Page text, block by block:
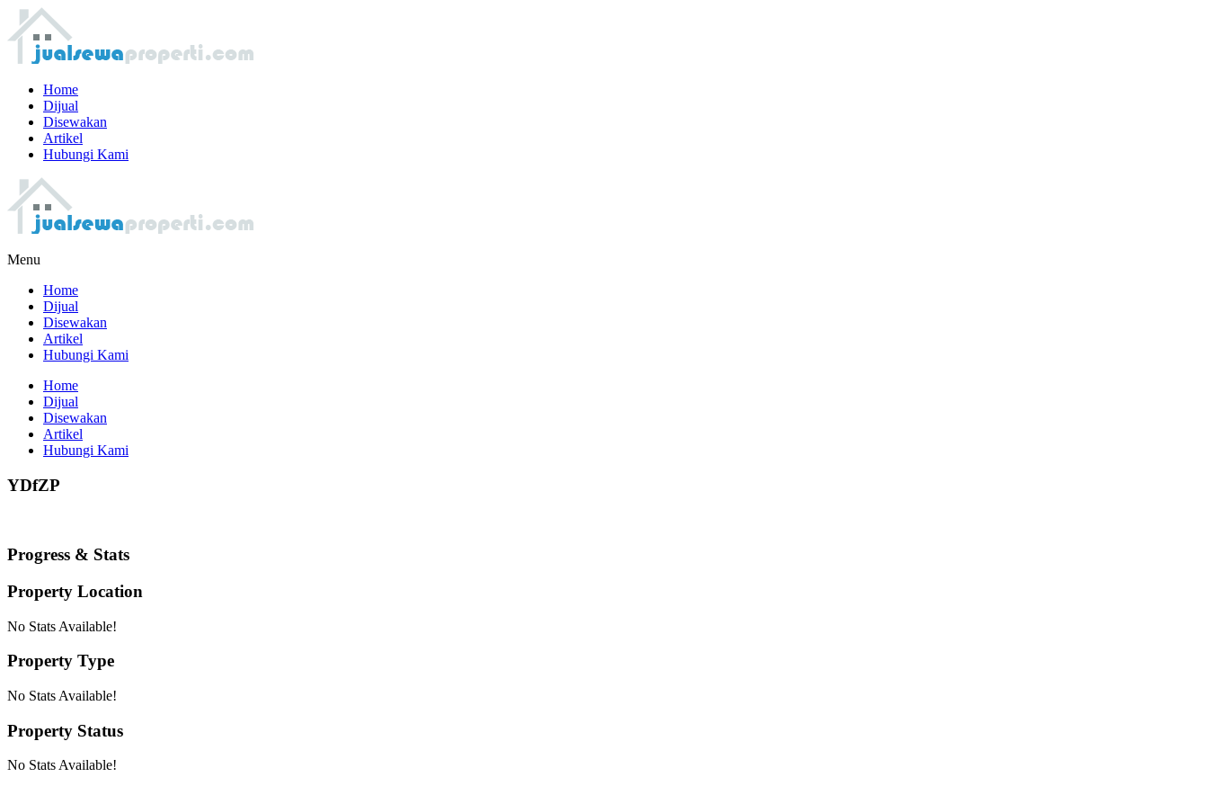
Home
Dijual
Disewakan
Artikel
Hubungi Kami
Menu
Home
Dijual
Disewakan
Artikel
Hubungi Kami
Home
Dijual
Disewakan
Artikel
Hubungi Kami
YDfZP
Progress & Stats
Property Location
No Stats Available!
Property Type
No Stats Available!
Property Status
No Stats Available!